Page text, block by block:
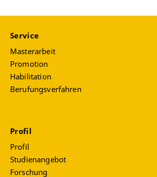
Service
Masterarbeit
Promotion
Habilitation
Berufungsverfahren
Profil
Profil
Studienangebot
Forschung